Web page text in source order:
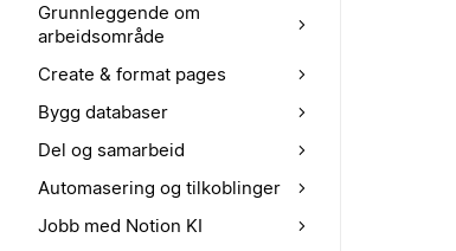
Grunnleggende om
arbeidsområde
Create & format pages
Bygg databaser
Del og samarbeid
Automasering og tilkoblinger
Jobb med Notion KI